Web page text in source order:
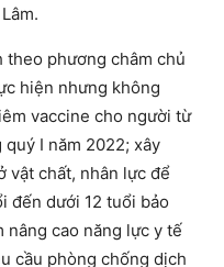
phương châm chủ
hiện nhưng không
vaccine cho người từ
I năm 2022; xây
vật chất, nhân lực để
đến dưới 12 tuổi bảo
nâng cao năng lực y tế
cầu phòng chống dịch